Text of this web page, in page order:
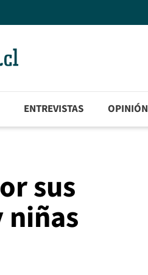
ENTREVISTAS OPINIÓN
sus
niñas